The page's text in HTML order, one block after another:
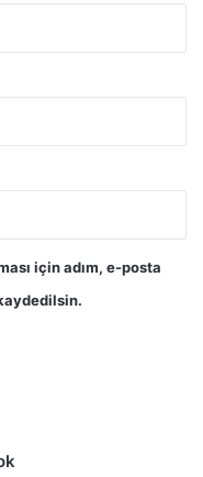
için adım, e-posta